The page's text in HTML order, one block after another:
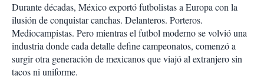
Durante décadas, México exportó futbolistas a Europa con la
ilusión de conquistar canchas. Delanteros. Porteros.
Mediocampistas. Pero mientras el futbol moderno se volvió una
industria donde cada detalle define campeonatos, comenzó a
surgir otra generación de mexicanos que viajó al extranjero sin
tacos ni uniforme.